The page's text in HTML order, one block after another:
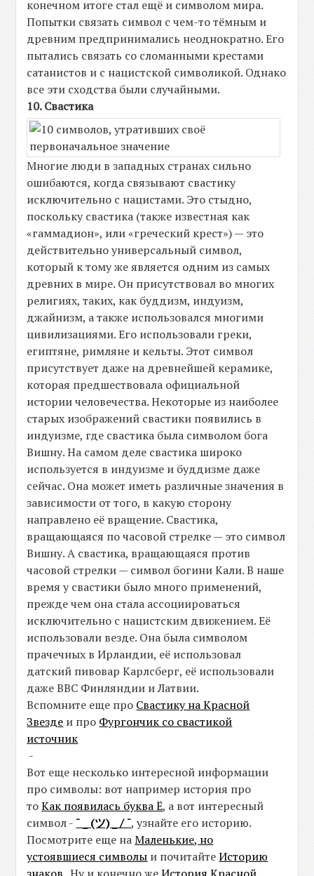
конечном итоге стал ещё и символом мира.
Попытки связать символ с чем-то тёмным и
древним предпринимались неоднократно. Его
пытались связать со сломанными крестами
сатанистов и с нацистской символикой. Однако
все эти сходства были случайными.
10. Свастика
Многие люди в западных странах сильно
ошибаются, когда связывают свастику
исключительно с нацистами. Это стыдно,
поскольку свастика (также известная как
«гаммадион», или «греческий крест») — это
действительно универсальный символ,
который к тому же является одним из самых
древних в мире. Он присутствовал во многих
религиях, таких, как буддизм, индуизм,
джайнизм, а также использовался многими
цивилизациями. Его использовали греки,
египтяне, римляне и кельты. Этот символ
присутствует даже на древнейшей керамике,
которая предшествовала официальной
истории человечества. Некоторые из наиболее
старых изображений свастики появились в
индуизме, где свастика была символом бога
Вишну. На самом деле свастика широко
используется в индуизме и буддизме даже
сейчас. Она может иметь различные значения в
зависимости от того, в какую сторону
направлено её вращение. Свастика,
вращающаяся по часовой стрелке — это символ
Вишну. А свастика, вращающаяся против
часовой стрелки — символ богини Кали. В наше
время у свастики было много применений,
прежде чем она стала ассоциироваться
исключительно с нацистским движением. Её
использовали везде. Она была символом
прачечных в Ирландии, её использовал
датский пивовар Карлсберг, её использовали
даже ВВС Финляндии и Латвии.
Вспомните еще про Свастику на Красной
Звезде и про Фургончик со свастикой
источник
-
Вот еще несколько интересной информации
про символы: вот например история про
тоКак появилась буква Ё, а вот интересный
символ - ¯ _ (ツ) _ / ¯, узнайте его историю.
Посмотрите еще наМаленькие, но
устоявшиеся символы и почитайтеИсторию